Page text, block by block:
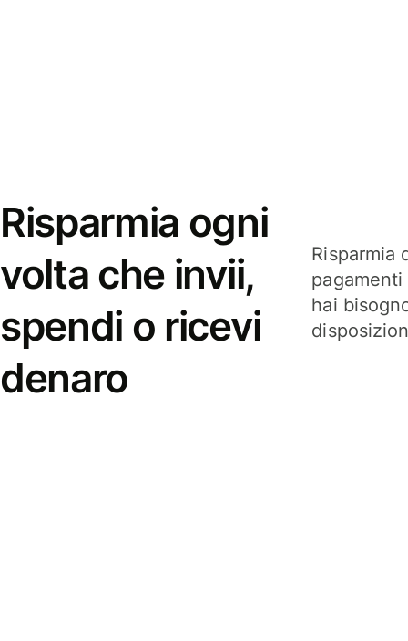
Risparmia ogni
volta che invii,
spendi o ricevi
denaro
Risparmia
hai